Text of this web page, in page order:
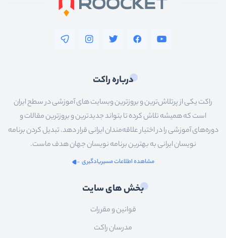
شبکه
سخت_افزار
عمومی
درباره راکت
راکت یکی از پرتلاش‌ترین و بروزترین وبسایت های آموزشی در سطح ایران
است که همیشه تلاش کرده تا بتواند جدیدترین و بروزترین مقالات و
دوره‌های آموزشی را در اختیار علاقه‌مندان ایرانی قرار دهد. تبدیل کردن برنامه
نویسان ایرانی به بهترین برنامه نویسان جهان هدف ماست.
مشاهده اطلاعات مسیریادگیری
بخش های سایت
قوانین و مقررات
مدرسان راکت